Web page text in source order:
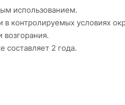
использованием.
в контролируемых условиях
возгорания.
составляет 2 года.